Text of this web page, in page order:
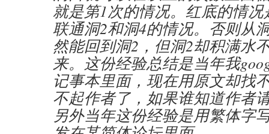
就是第1次的情况。红底的情
联通洞2和洞4的情况。否则从
然能回到洞2，但洞2却积满水
来。这份经验总结是当年我
记事本里面，现在用原文却找
不起作者了，如果谁知道作者
另外当年这份经验是用繁体字